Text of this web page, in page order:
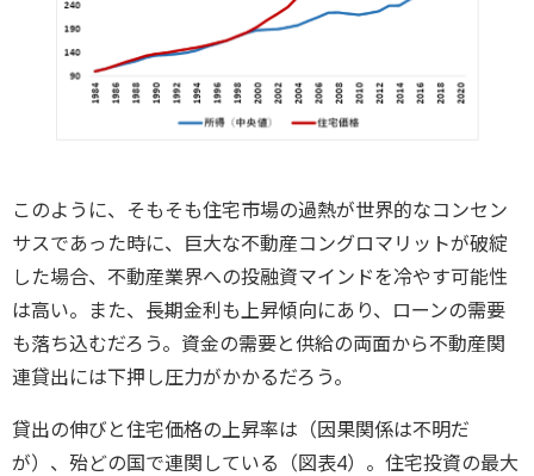
このように、そもそも住宅市場の過熱が世界的なコンセン
サスであった時に、巨大な不動産コングロマリットが破綻
した場合、不動産業界への投融資マインドを冷やす可能性
は高い。また、長期金利も上昇傾向にあり、ローンの需要
も落ち込むだろう。資金の需要と供給の両面から不動産関
連貸出には下押し圧力がかかるだろう。
貸出の伸びと住宅価格の上昇率は（因果関係は不明だ
が）、殆どの国で連関している（図表4）。住宅投資の最大